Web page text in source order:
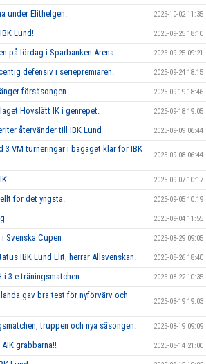
under Elithelgen. 2025-10-02 11:35
Lund! 2025-09-25 18:10
på lördag i Sparbanken Arena. 2025-09-25 09:21
defensiv i seriepremiären. 2025-09-24 18:15
försäsongen 2025-09-19 18:46
Hovslätt IK i genrepet. 2025-09-18 19:05
återvänder till IBK Lund 2025-09-09 06:44
3 VM turneringar i bagaget klar för IBK
2025-09-08 06:44
2025-09-07 10:17
för det yngsta. 2025-09-05 10:19
2025-09-04 11:55
Svenska Cupen 2025-08-29 09:05
IBK Lund Elit, herrar Allsvenskan. 2025-08-26 18:40
i 3:e träningsmatchen. 2025-08-22 10:35
gav bra test för nyförvärv och
2025-08-19 19:03
truppen och nya säsongen. 2025-08-19 09:09
grabbarna!! 2025-08-14 21:00